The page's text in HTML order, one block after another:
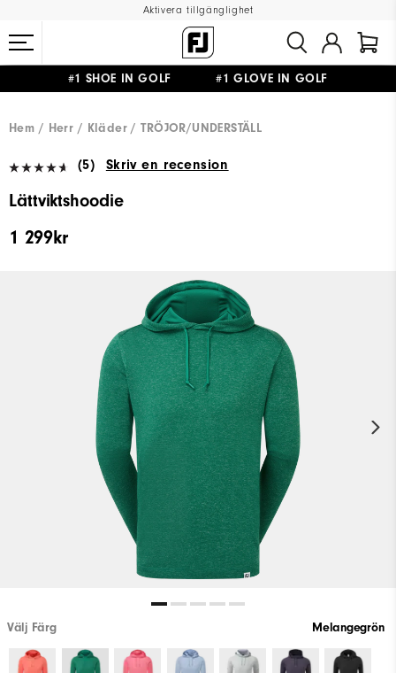
Aktivera tillgänglighet
#1 SHOE IN GOLF #1 GLOVE IN GOLF
Hem
Herr Kläder TRÖJOR/UNDERSTÄLL
(5) Skriv en recension
Lättviktshoodie
1 299kr
Välj Färg Melangegrön